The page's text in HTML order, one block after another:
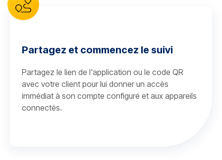
Partagez et commencez le suivi
Partagez le lien de l'application ou le code QR
avec votre client pour lui donner un accès
immédiat à son compte configuré et aux appareils
connectés.